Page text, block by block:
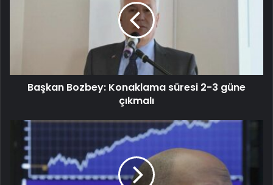
Başkan Bozbey: Konaklama süresi 2-3 güne
çıkmalı